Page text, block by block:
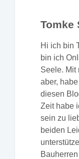
Tomke
Hi ich bin
bin ich
Seele. Mit
aber,
diesen
Zeit habe
sein zu
beiden